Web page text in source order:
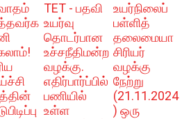
TET - பதவி
உயர்வு
தொடர்பான
உச்சநீதிமன்ற
வழக்கு.
எதிர்பார்ப்பில்
பணியில்
உள்ள
உயர்நிலைப்
பள்ளித்
தலைமையா
சிரியர்
வழக்கு
நேற்று
(21.11.2024
) ஒரு